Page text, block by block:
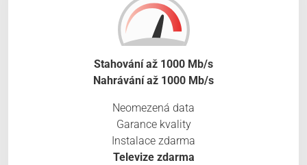
Stahování až 1000 Mb/s
Nahrávání až 1000 Mb/s
Neomezená data
Garance kvality
Instalace zdarma
Televize zdarma